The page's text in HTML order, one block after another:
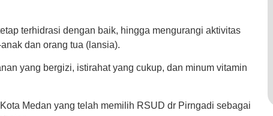
terhidrasi dengan baik, hingga mengurangi aktivitas
dan orang tua (lansia).
yang bergizi, istirahat yang cukup, dan minum vitamin
Medan yang telah memilih RSUD dr Pirngadi sebagai